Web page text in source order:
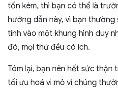
tốn kém, thì bạn có thể là
hướng dẫn này, vì bạn thường
tính vào một khung hình duy
đó, mọi thứ đều có ích.
Tóm lại, bạn nên hết sức
tối ưu hoá vi mô vì chúng